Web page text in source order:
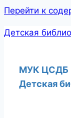
Перейти к
Детская
МУК ЦСДБ
Детская